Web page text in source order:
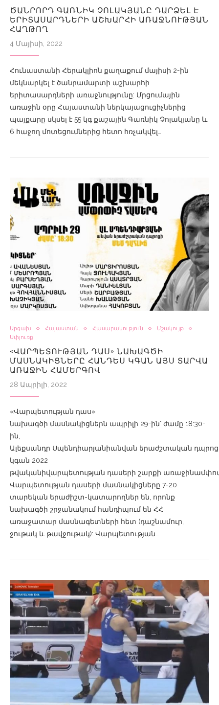
ԾԱՆՐՈՐԴ ԳԱՌՆԻԿ ՉՈԼԱԿՅԱՆԸ ԴԱՐՁԵԼ Է
ԵՐԻՏԱՍԱՐԴՆԵՐԻ ԱՇԽԱՐՀԻ ԱՌԱՋՆՈՒԹՅԱՆ
ՀԱՂԹՈՂ
4 Մայիսի, 2022
Հունաստանի Հերակլիոն քաղաքում մայիսի 2-ին
մեկնարկել է ծանրամարտի աշխարհի
երիտասարդների առաջնությունը: Մրցումային
առաջին օրը Հայաստանի ներկայացուցիչներից
պայքարը սկսել է 55 կգ քաշային Գառնիկ Չոլակյանը և
6 հաջող մոտեցումներից հետո հռչակվել…
Արցախ Հայաստան Հասարակություն
Մշակույթ
Սփյուռք
«ՎԱՐՊԵՏՈՒԹՅԱՆ ԴԱՍ» ՆԱԽԱԳԾԻ
ՄԱՍՆԱԿԻՑՆԵՐԸ ՀԱՆԴԵՍ ԿԳԱՆ ԱՅՍ ՏԱՐՎԱ
ԱՌԱՋԻՆ ՀԱՄԵՐԳՈՎ
28 Ապրիլի, 2022
«Վարպետության դաս»
նախագծի մասնակիցներն ապրիլի 29-ին՝ ժամը 18:30-
ին,
Ալեքսանդր Սպենդիարյանիանվան երաժշտական
կգան 2022
թվականիվարպետության դասերի շարքի
Վարպետության դասերի մասնակիցները 7-20
տարեկան երաժիշտ-կատարողներ են, որոնք
նախագծի շրջանակում հանդիպում են ՀՀ
առաջատար մասնագետների հետ (դաշնամուր,
ջութակ և թավջութակ): Վարպետության…